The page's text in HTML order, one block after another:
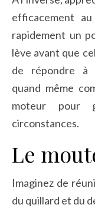
efficacement
rapidement un
lève avant que
de répondre à
quand même
moteur pour
circonstances.
Le
Imaginez de
du quillard et du